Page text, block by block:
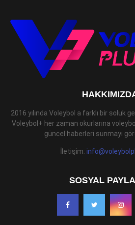
2016 yılında Voleybol a farklı bir soluk
Voleybol+ her zaman okurlarına
güncel haberleri sunmayı
İletişim:
SOSYAL